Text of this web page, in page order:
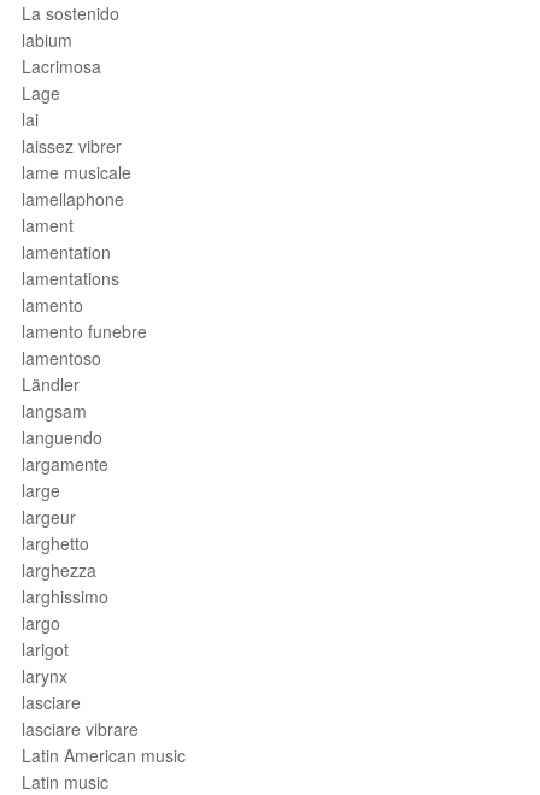
La sostenido
labium
Lacrimosa
Lage
lai
laissez vibrer
lame musicale
lamellaphone
lament
lamentation
lamentations
lamento
lamento funebre
lamentoso
Ländler
langsam
languendo
largamente
large
largeur
larghetto
larghezza
larghissimo
largo
larigot
larynx
lasciare
lasciare vibrare
Latin American music
Latin music